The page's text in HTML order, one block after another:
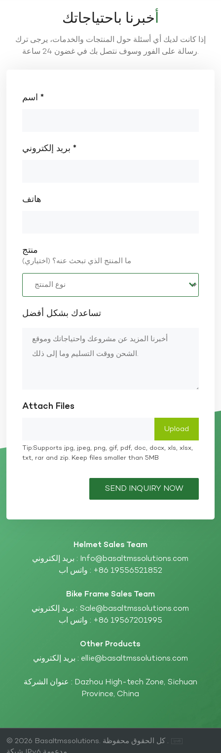
أخبرنا باحتياجاتك
إذا كانت لديك أي أسئلة حول المنتجات والخدمات، يرجى ترك
رسالة على الفور وسوف نتصل بك في غضون 24 ساعة.
اسم *
بريد إلكتروني *
هاتف
منتج
ما المنتج الذي تبحث عنه؟ (اختياري)
تساعدك بشكل أفضل
Attach Files
Tip:Supports jpg, jpeg, png, gif, pdf, doc, docx, xls, xlsx,
txt, rar and zip. Keep files smaller than 5MB
SEND INQUIRY NOW
Helmet Sales Team
بريد إلكتروني : Info@basaltmssolutions.com
واتس اب : +86 19556521852
Bike Frame Sales Team
بريد إلكتروني : Sale@basaltmssolutions.com
واتس اب : +86 19567201995
Other Products
بريد إلكتروني : ellie@basaltmssolutions.com
عنوان الشركة : Dazhou High-tech Zone, Sichuan
Province, China
© 2026 Basaltmssolutions. كل الحقوق محفوظة .